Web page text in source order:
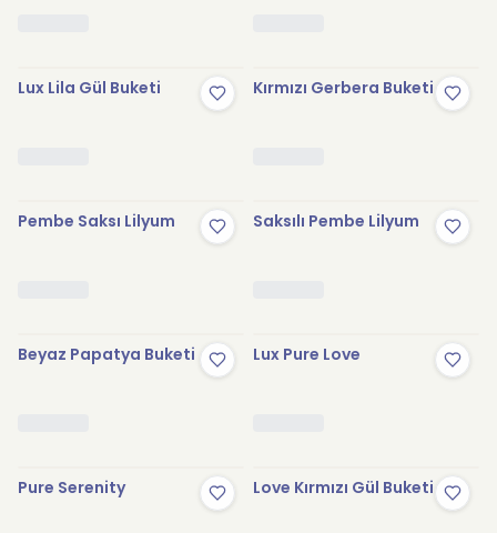
Lux Lila Gül Buketi Kırmızı Gerbera Buketi
Pembe Saksı Lilyum Saksılı Pembe Lilyum
Beyaz Papatya Buketi Lux Pure Love
Pure Serenity Love Kırmızı Gül Buketi